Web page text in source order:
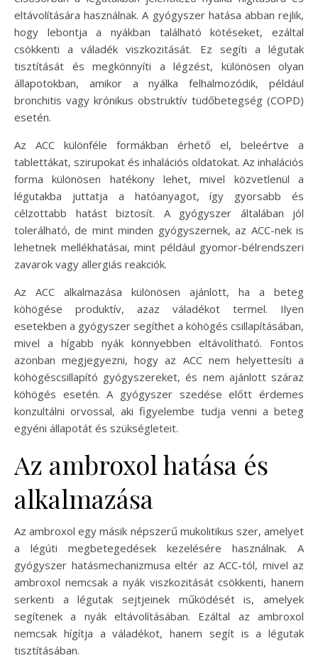
eltávolítására használnak. A gyógyszer hatása abban rejlik,
hogy lebontja a nyákban található kötéseket, ezáltal
csökkenti a váladék viszkozitását. Ez segíti a légutak
tisztítását és megkönnyíti a légzést, különösen olyan
állapotokban, amikor a nyálka felhalmozódik, például
bronchitis vagy krónikus obstruktív tüdőbetegség (COPD)
esetén.
Az ACC különféle formákban érhető el, beleértve a
tablettákat, szirupokat és inhalációs oldatokat. Az inhalációs
forma különösen hatékony lehet, mivel közvetlenül a
légutakba juttatja a hatóanyagot, így gyorsabb és
célzottabb hatást biztosít. A gyógyszer általában jól
tolerálható, de mint minden gyógyszernek, az ACC-nek is
lehetnek mellékhatásai, mint például gyomor-bélrendszeri
zavarok vagy allergiás reakciók.
Az ACC alkalmazása különösen ajánlott, ha a beteg
köhögése produktív, azaz váladékot termel. Ilyen
esetekben a gyógyszer segíthet a köhögés csillapításában,
mivel a hígabb nyák könnyebben eltávolítható. Fontos
azonban megjegyezni, hogy az ACC nem helyettesíti a
köhögéscsillapító gyógyszereket, és nem ajánlott száraz
köhögés esetén. A gyógyszer szedése előtt érdemes
konzultálni orvossal, aki figyelembe tudja venni a beteg
egyéni állapotát és szükségleteit.
Az ambroxol hatása és
alkalmazása
Az ambroxol egy másik népszerű mukolitikus szer, amelyet
a légúti megbetegedések kezelésére használnak. A
gyógyszer hatásmechanizmusa eltér az ACC-tól, mivel az
ambroxol nemcsak a nyák viszkozitását csökkenti, hanem
serkenti a légutak sejtjeinek működését is, amelyek
segítenek a nyák eltávolításában. Ezáltal az ambroxol
nemcsak hígítja a váladékot, hanem segít is a légutak
tisztításában.